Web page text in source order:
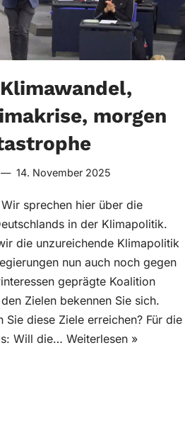
morgen
14. November 2025
sprechen hier über die
in der Klimapolitik.
die unzureichende Klimapolitik
nun auch noch gegen
geprägte Koalition
Zielen bekennen Sie sich.
Sie diese Ziele erreichen? Für die
Will die… Weiterlesen »